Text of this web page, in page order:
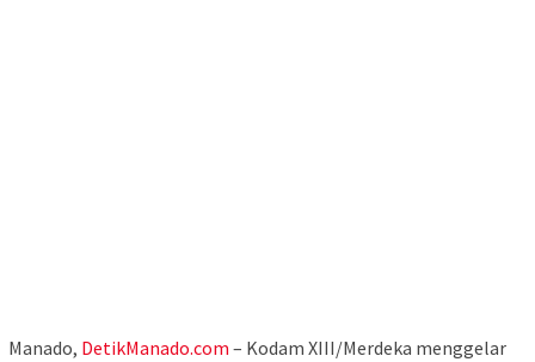
Manado, DetikManado.com – Kodam XIII/Merdeka menggelar